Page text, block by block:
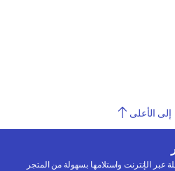
إلى الأعلى
الإنترنت واستلامها بسهولة من المتجر